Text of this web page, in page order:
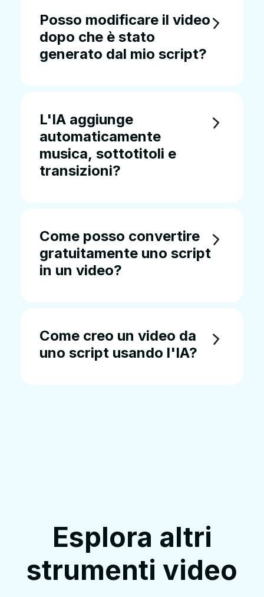
Posso modificare il video
dopo che è stato
generato dal mio script?
L'IA aggiunge
automaticamente
musica, sottotitoli e
transizioni?
Come posso convertire
gratuitamente uno script
in un video?
Come creo un video da
uno script usando l'IA?
Esplora altri
strumenti video